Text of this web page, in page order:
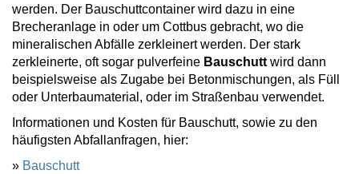
werden. Der Bauschuttcontainer wird dazu in eine
Brecheranlage in oder um Cottbus gebracht, wo die
mineralischen Abfälle zerkleinert werden. Der stark
zerkleinerte, oft sogar pulverfeine Bauschutt wird dann
beispielsweise als Zugabe bei Betonmischungen, als Füll
oder Unterbaumaterial, oder im Straßenbau verwendet.
Informationen und Kosten für Bauschutt, sowie zu den
häufigsten Abfallanfragen, hier:
» Bauschutt